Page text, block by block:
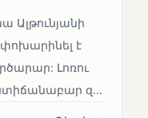
Ալթունյանի
է
Լոռու
զ...